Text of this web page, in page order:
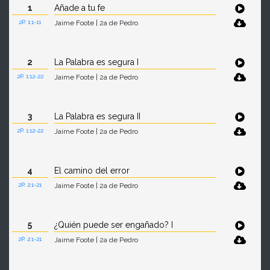
1
2P. 1:1-11
Añade a tu fe
Jaime Foote | 2a de Pedro
2
2P. 1:12-22
La Palabra es segura I
Jaime Foote | 2a de Pedro
3
2P. 1:12-22
La Palabra es segura II
Jaime Foote | 2a de Pedro
4
2P. 2:1-21
El camino del error
Jaime Foote | 2a de Pedro
5
2P. 2:1-21
¿Quién puede ser engañado? I
Jaime Foote | 2a de Pedro